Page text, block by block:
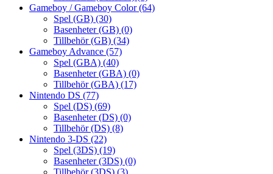
Gameboy / Gameboy Color(64)
Spel (GB) (30)
Basenheter (GB) (0)
Tillbehör (GB) (34)
Gameboy Advance (57)
Spel (GBA) (40)
Basenheter (GBA) (0)
Tillbehör (GBA) (17)
Nintendo DS (77)
Spel (DS) (69)
Basenheter (DS) (0)
Tillbehör (DS) (8)
Nintendo 3-DS (22)
Spel (3DS) (19)
Basenheter (3DS) (0)